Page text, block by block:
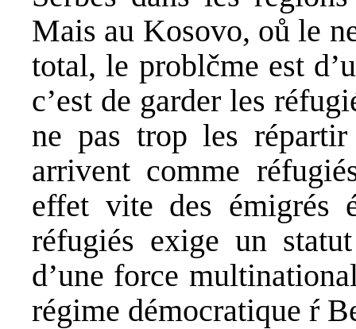
Mais au Kosovo, oů le
total, le problčme est
c’est de garder les
ne pas trop les
arrivent comme
effet vite des émigrés
réfugiés exige un
d’une force
régime démocratique ŕ